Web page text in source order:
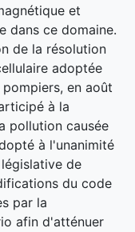
et
dans ce domaine.
de la résolution
adoptée
en août
à la
pollution causée
à l'unanimité
de
du code
par la
afin d'atténuer